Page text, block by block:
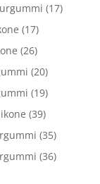
(17)
(17)
(26)
(20)
(19)
(39)
(35)
(36)